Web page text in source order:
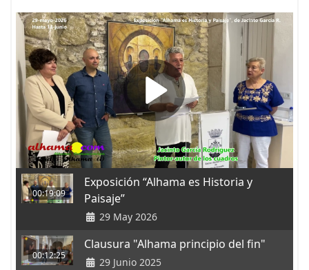
00:19:09
Exposición “Alhama es Historia y
Paisaje”
29 May 2026
00:12:25
Clausura "Alhama principio del fin"
29 Junio 2025